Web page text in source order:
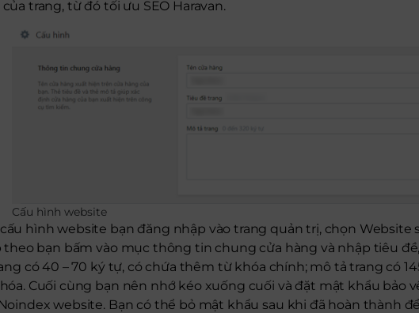
trang, từ đó tối ưu SEO Haravan.
Cấu hình website
hình website bạn đăng nhập vào trang quản trị, chọn Website
theo bạn bấm vào mục thông tin chung cửa hàng và nhập tiêu
có 40 – 70 ký tự, có chứa thêm từ khóa chính; mô tả trang có
Cuối cùng bạn nên nhớ kéo xuống cuối và đặt mật khẩu bảo
website. Bạn có thể bỏ mật khẩu sau khi đã hoàn thành